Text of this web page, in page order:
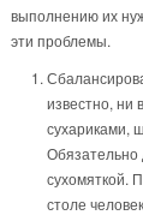
выполнению их
эти проблемы.
известно, ни
сухариками,
Обязательно
сухомяткой.
столе